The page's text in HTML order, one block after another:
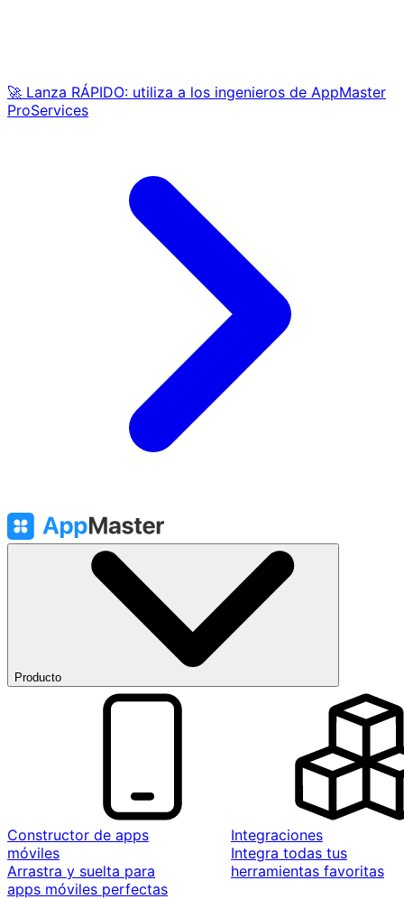
🚀 Lanza RÁPIDO: utiliza a los ingenieros de AppMaster
ProServices
Producto
Constructor de apps
móviles
Arrastra y suelta para
apps móviles perfectas
Integraciones
Integra todas tus
herramientas favoritas